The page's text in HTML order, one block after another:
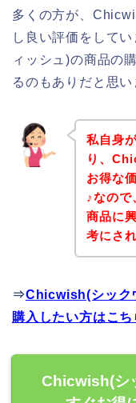
多くの方が、
し良い評価をして
ィッシュ)の商品の
るのもありだと思い
私自身
り、
お得な
♪なの
商品に
考にさ
⇒Chicwish(シック
購入したい方はこち
Chicwish(シ